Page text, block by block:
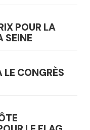
POUR LA
SEINE
LE CONGRÈS